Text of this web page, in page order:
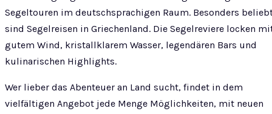
Segeltouren im deutschsprachigen Raum. Besonders
sind Segelreisen in Griechenland. Die Segelreviere locken
gutem Wind, kristallklarem Wasser, legendären Bars und
kulinarischen Highlights.
Wer lieber das Abenteuer an Land sucht, findet in dem
vielfältigen Angebot jede Menge Möglichkeiten, mit neuen